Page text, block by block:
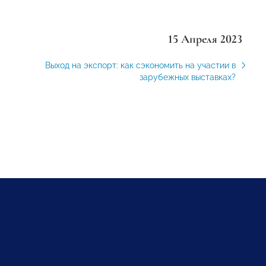
15 Апреля 2023
Выход на экспорт: как сэкономить на участии в
зарубежных выставках?